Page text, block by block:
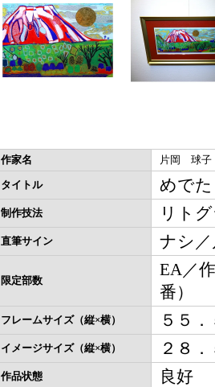
作家名 片岡 球子
タイトル めで
制作技法 リト
直筆サイン ナシ
限定部数
EA／
番）
フレームサイズ（縦×横） ５５
イメージサイズ（縦×横） ２８
作品状態 良好